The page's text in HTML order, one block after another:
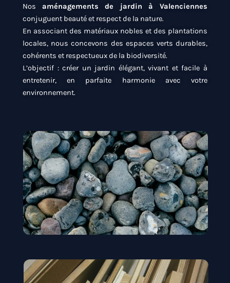
Nos aménagements de jardin à Valenciennes
conjuguent beauté et respect de la nature.
En associant des matériaux nobles et des plantations
locales, nous concevons des espaces verts durables,
cohérents et respectueux de la biodiversité.
L’objectif : créer un jardin élégant, vivant et facile à
entretenir, en parfaite harmonie avec votre
environnement.